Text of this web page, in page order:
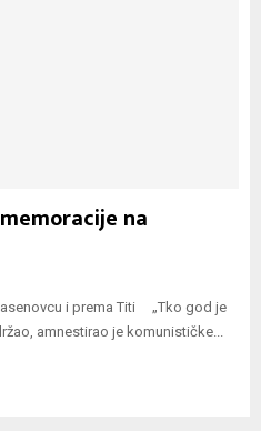
na
i prema Titi „Tko god je
amnestirao je komunističke...